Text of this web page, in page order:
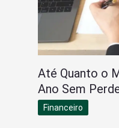
Até Quanto o
Ano Sem
Financeiro